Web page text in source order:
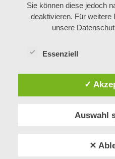
Sie können diese jedoch
deaktivieren. Für weitere
unsere
Essenziell
✓
Auswahl
✕